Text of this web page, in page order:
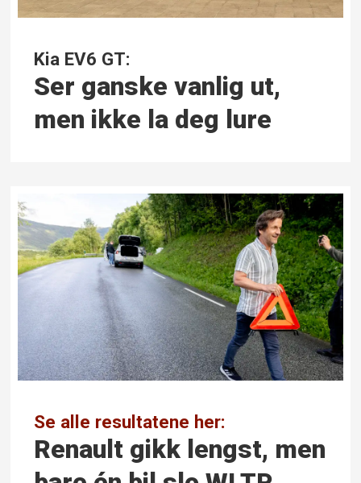
Kia EV6 GT:
Ser ganske vanlig ut,
men ikke la deg lure
Se alle resultatene her:
Renault gikk lengst, men